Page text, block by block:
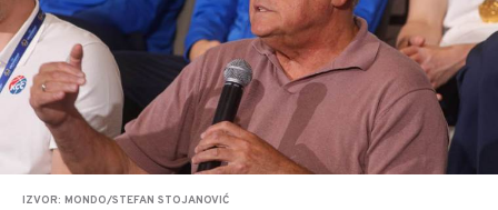
IZVOR: MONDO/STEFAN STOJANOVIĆ